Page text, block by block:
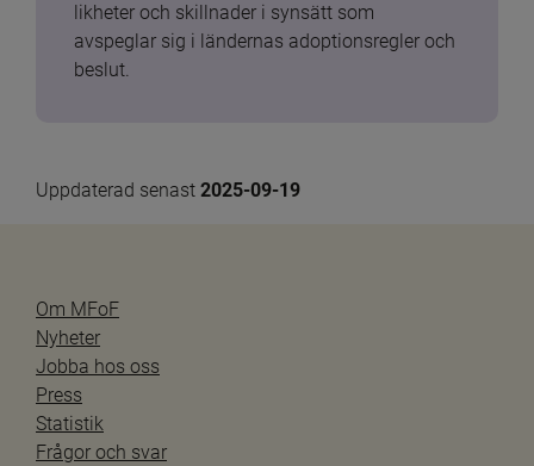
likheter och skillnader i synsätt som
avspeglar sig i ländernas adoptionsregler och
beslut.
Uppdaterad senast 2025-09-19
Om MFoF
Nyheter
Jobba hos oss
Press
Statistik
Frågor och svar